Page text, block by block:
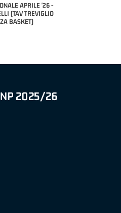
APRILE '26 -
(TAV TREVIGLIO
BASKET)
2025/26